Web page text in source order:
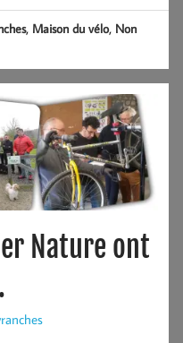
, Maison du vélo, Non
Nature ont